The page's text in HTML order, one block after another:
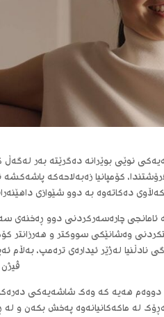
نوێی بوێرانە دەگرێتە بەر لەگەڵ
کۆمپانیا زەبەلاحەکە
دەکاتەوە بە دوو شێوازی
چارەسەرکردنی دوو ڕەخنەی
دروستکردنی وەشانێکی سووکتر و
لەژێر ئیدارەی ترەمپ، بەڵام
دووەم هەیە کە وەک شاشەیەکی
لە ماکەکانیانەوە پەخش بکەن و